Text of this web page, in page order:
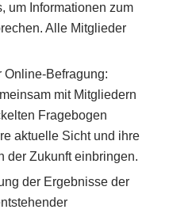
um Informationen zum
Alle Mitglieder
Online-Befragung:
mit Mitgliedern
Fragebogen
aktuelle Sicht und ihre
der Zukunft einbringen.
der Ergebnisse der